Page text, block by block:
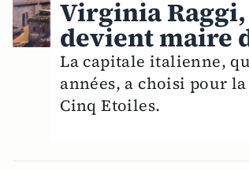
Virginia
devient maire
La capitale italienne,
années, a choisi pour
Cinq Etoiles.